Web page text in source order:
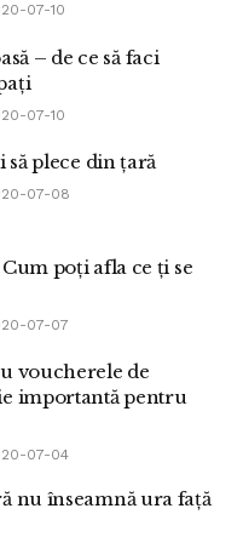
07-10
– de ce să faci
07-10
să plece din țară
07-08
poți afla ce ți se
07-07
voucherele de
importantă pentru
07-04
nu înseamnă ura față